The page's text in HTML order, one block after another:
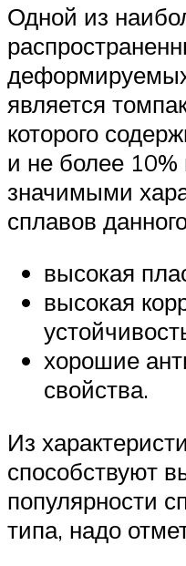
Одной из
является
которого
и не более
значимыми
сплавов
высокая
высокая
хорошие
свойства.
Из
способствуют
популярности
типа, надо